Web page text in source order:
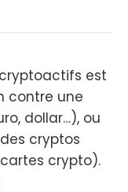
est
contre une
dollar…), ou
cryptos
crypto).